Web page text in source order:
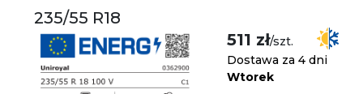
235/55 R18
511 zł/szt.
Dostawa za 4 dni
Wtorek